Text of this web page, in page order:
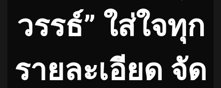
วรรธ์” ใส่ใจทุก
รายละเอียด จัด